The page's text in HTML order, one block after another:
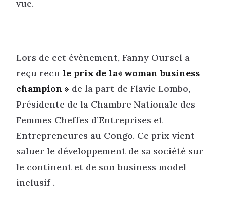
vue.
Lors de cet évènement, Fanny Oursel a
reçu recu le prix de la« woman business
champion » de la part de Flavie Lombo,
Présidente de la Chambre Nationale des
Femmes Cheffes d’Entreprises et
Entrepreneures au Congo. Ce prix vient
saluer le développement de sa société sur
le continent et de son business model
inclusif .